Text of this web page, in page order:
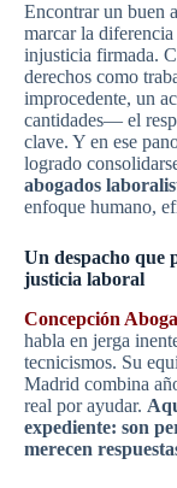
Encontrar un buen
marcar la
injusticia firmada.
derechos como
improcedente, un
cantidades— el
clave. Y en ese
logrado
abogados
enfoque humano,
Un despacho que
justicia laboral
Concepción
habla en jerga
tecnicismos. Su
Madrid combina
real por ayudar.
expediente: son
merecen